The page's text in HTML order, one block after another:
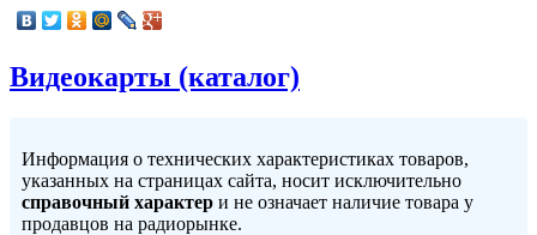
Видеокарты (каталог)
Информация о технических характеристиках товаров,
указанных на страницах сайта, носит исключительно
справочный характер и не означает наличие товара у
продавцов на радиорынке.